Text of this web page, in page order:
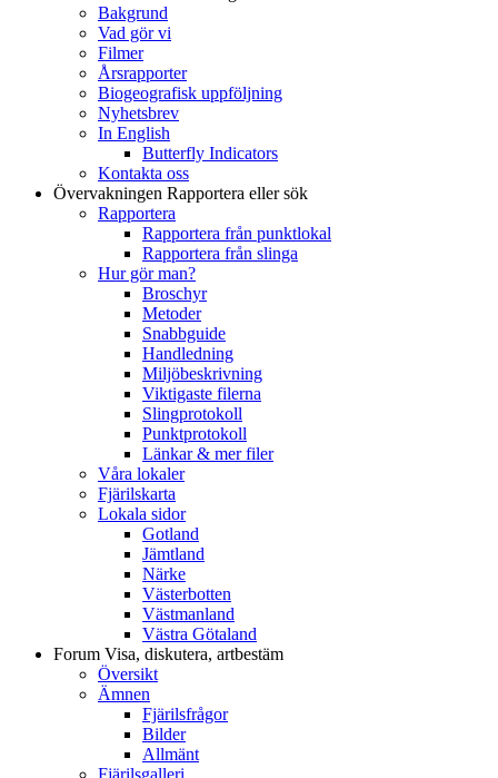
Bakgrund
Vad gör vi
Filmer
Årsrapporter
Biogeografisk uppföljning
Nyhetsbrev
In English
Butterfly Indicators
Kontakta oss
Övervakningen Rapportera eller sök
Rapportera
Rapportera från punktlokal
Rapportera från slinga
Hur gör man?
Broschyr
Metoder
Snabbguide
Handledning
Miljöbeskrivning
Viktigaste filerna
Slingprotokoll
Punktprotokoll
Länkar & mer filer
Våra lokaler
Fjärilskarta
Lokala sidor
Gotland
Jämtland
Närke
Västerbotten
Västmanland
Västra Götaland
Forum Visa, diskutera, artbestäm
Översikt
Ämnen
Fjärilsfrågor
Bilder
Allmänt
Fjärilsgalleri